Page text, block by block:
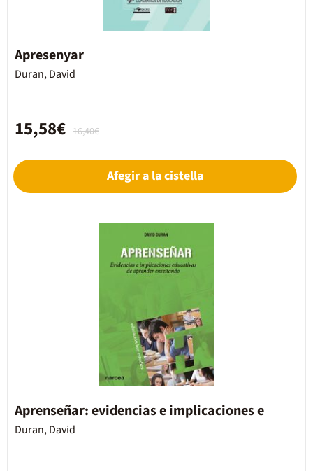
Apresenyar
Duran, David
16,40€
15,58€
Afegir a la cistella
Aprenseñar: evidencias e implicaciones e
Duran, David